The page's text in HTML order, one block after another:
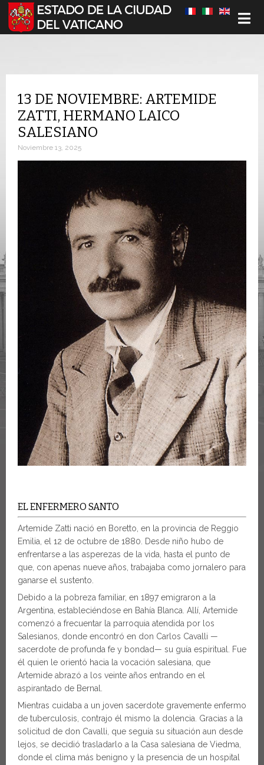
Seleccione su idioma
13 DE NOVIEMBRE: ARTEMIDE
ZATTI, HERMANO LAICO
SALESIANO
Noviembre 13, 2025
EL ENFERMERO SANTO
Artemide Zatti nació en Boretto, en la provincia de Reggio
Emilia, el 12 de octubre de 1880. Desde niño hubo de
enfrentarse a las asperezas de la vida, hasta el punto de
que, con apenas nueve años, trabajaba como jornalero para
ganarse el sustento.
Debido a la pobreza familiar, en 1897 emigraron a la
Argentina, estableciéndose en Bahía Blanca. Allí, Artemide
comenzó a frecuentar la parroquia atendida por los
Salesianos, donde encontró en don Carlos Cavalli —
sacerdote de profunda fe y bondad— su guía espiritual. Fue
él quien le orientó hacia la vocación salesiana, que
Artemide abrazó a los veinte años entrando en el
aspirantado de Bernal.
Mientras cuidaba a un joven sacerdote gravemente enfermo
de tuberculosis, contrajo él mismo la dolencia. Gracias a la
solicitud de don Cavalli, que seguía su situación aun desde
lejos, se decidió trasladarlo a la Casa salesiana de Viedma,
donde el clima más benigno y la presencia de un hospital